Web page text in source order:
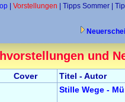
| Vorstellungen Tipps Sommer|
und
Cover Titel - Autor
Stille Wege -